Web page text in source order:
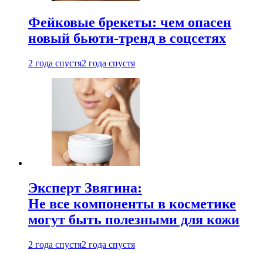
Фейковые брекеты: чем опасен
новый бьюти-тренд в соцсетях
2 года спустя2 года спустя
Эксперт Звягина:
Не все компоненты в косметике
могут быть полезными для кожи
2 года спустя2 года спустя